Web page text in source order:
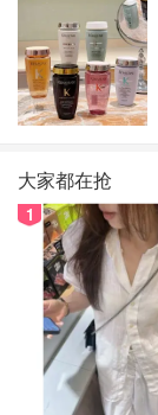
大家都在抢
1